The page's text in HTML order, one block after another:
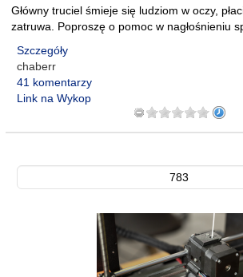
Główny truciel śmieje się ludziom w oczy,
zatruwa. Poproszę o pomoc w nagłośnieniu
Szczegóły
chaberr
41 komentarzy
Link na Wykop
783